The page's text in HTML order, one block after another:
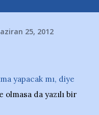
25, 2012
yapacak mı, diye
olmasa da yazılı bir